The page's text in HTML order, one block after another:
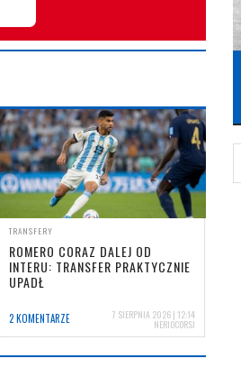
TRANSFERY
ROMERO CORAZ DALEJ OD
INTERU: TRANSFER PRAKTYCZNIE
UPADŁ
2 KOMENTARZE 7 SIERPNIA 2026 | 12:14
NERIOCORSI